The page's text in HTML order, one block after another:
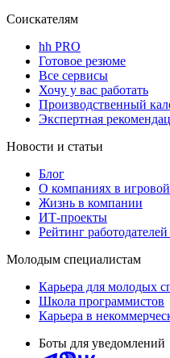
Соискателям
hh PRO
Готовое резюме
Все сервисы
Хочу у вас работать
Производственный
Экспертная
Новости и статьи
Блог
О компаниях в
Жизнь в компании
ИТ-проекты
Рейтинг
Молодым специалистам
Карьера для молодых
Школа программистов
Карьера в
Боты для уведомлений